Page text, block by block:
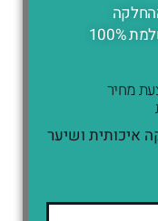
מחיר
איכותית ושיער